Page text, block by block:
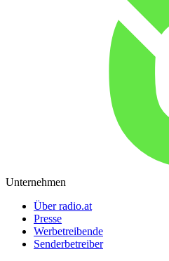
Unternehmen
Über radio.at
Presse
Werbetreibende
Senderbetreiber